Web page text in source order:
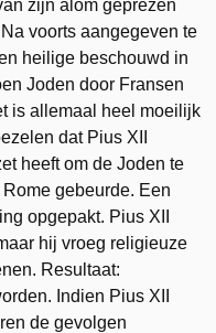
zijn alom geprezen
voorts aangegeven te
heilige beschouwd in
Joden door Fransen
is allemaal heel moeilijk
dat Pius XII
heeft om de Joden te
gebeurde. Een
opgepakt. Pius XII
hij vroeg religieuze
Resultaat:
Indien Pius XII
de gevolgen